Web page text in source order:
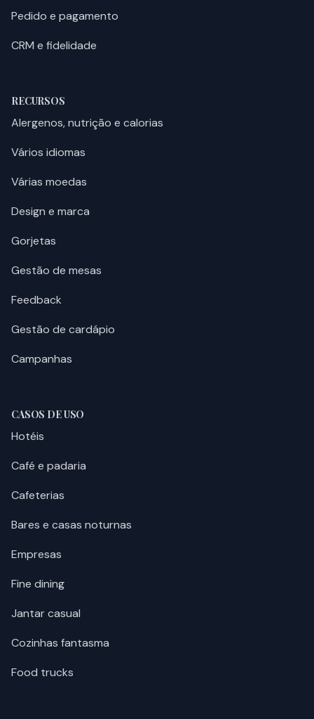
Pedido e pagamento
CRM e fidelidade
RECURSOS
Alergenos, nutrição e calorias
Vários idiomas
Várias moedas
Design e marca
Gorjetas
Gestão de mesas
Feedback
Gestão de cardápio
Campanhas
CASOS DE USO
Hotéis
Café e padaria
Cafeterias
Bares e casas noturnas
Empresas
Fine dining
Jantar casual
Cozinhas fantasma
Food trucks